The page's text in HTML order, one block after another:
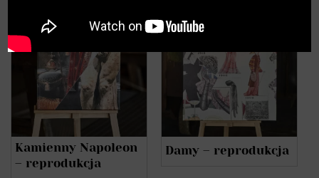
Kamienny Napoleon
– reprodukcja
Damy – reprodukcja